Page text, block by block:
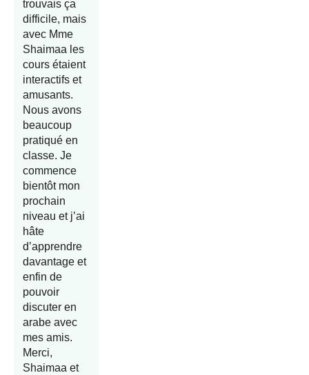
trouvais ça
difficile, mais
avec Mme
Shaimaa les
cours étaient
interactifs et
amusants.
Nous avons
beaucoup
pratiqué en
classe. Je
commence
bientôt mon
prochain
niveau et j’ai
hâte
d’apprendre
davantage et
enfin de
pouvoir
discuter en
arabe avec
mes amis.
Merci,
Shaimaa et